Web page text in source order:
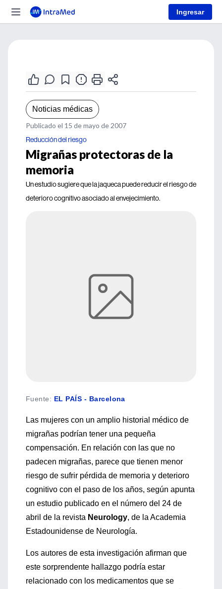
Ingresar
Noticias médicas
Publicado el 15 de mayo de 2007
Reducción del riesgo
Migrañas protectoras de la
memoria
Un estudio sugiere que la jaqueca puede reducir el riesgo de
deterioro cognitivo asociado al envejecimiento.
Fuente: EL PAÍS - Barcelona
Las mujeres con un amplio historial médico de
migrañas podrían tener una pequeña
compensación. En relación con las que no
padecen migrañas, parece que tienen menor
riesgo de sufrir pérdida de memoria y deterioro
cognitivo con el paso de los años, según apunta
un estudio publicado en el número del 24 de
abril de la revista Neurology, de la Academia
Estadounidense de Neurología.
Los autores de esta investigación afirman que
este sorprendente hallazgo podría estar
relacionado con los medicamentos que se